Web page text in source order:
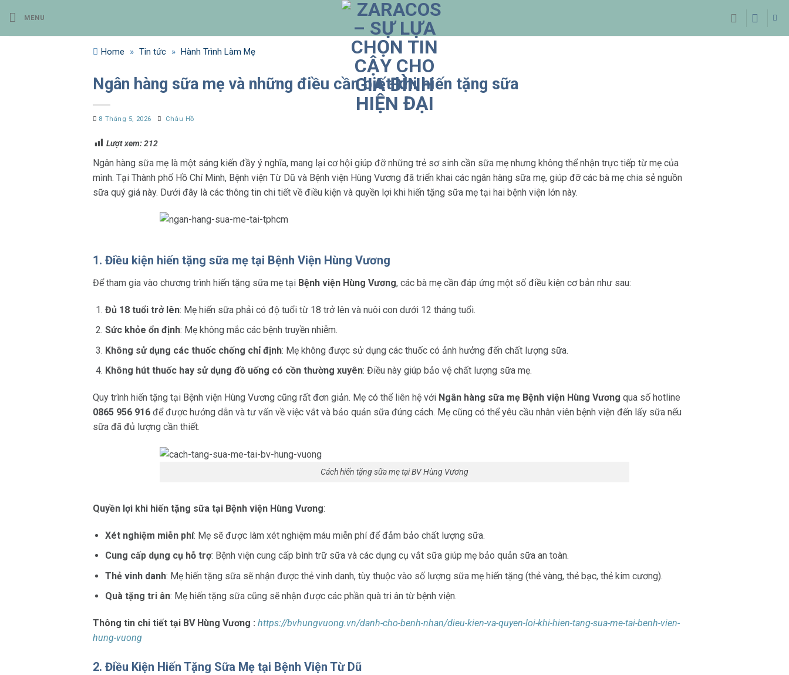
qua
nội
MENU
Home » Tin tức » Hành Trình Làm Mẹ
Ngân hàng sữa mẹ và những điều cần biết khi hiến tặng sữa
8 Tháng 5, 2026 Châu Hồ
Lượt xem:212
Ngân hàng sữa mẹ là một sáng kiến đầy ý nghĩa, mang lại cơ hội giúp đỡ những trẻ sơ sinh cần sữa mẹ nhưng không thể nhận trực tiếp từ mẹ của
mình. Tại Thành phố Hồ Chí Minh, Bệnh viện Từ Dũ và Bệnh viện Hùng Vương đã triển khai các ngân hàng sữa mẹ, giúp đỡ các bà mẹ chia sẻ nguồn
sữa quý giá này. Dưới đây là các thông tin chi tiết về điều kiện và quyền lợi khi hiến tặng sữa mẹ tại hai bệnh viện lớn này.
1. Điều kiện hiến tặng sữa mẹ tại Bệnh Viện Hùng Vương
Để tham gia vào chương trình hiến tặng sữa mẹ tại Bệnh viện Hùng Vương, các bà mẹ cần đáp ứng một số điều kiện cơ bản như sau:
Đủ 18 tuổi trở lên: Mẹ hiến sữa phải có độ tuổi từ 18 trở lên và nuôi con dưới 12 tháng tuổi.
Sức khỏe ổn định: Mẹ không mắc các bệnh truyền nhiễm.
Không sử dụng các thuốc chống chỉ định: Mẹ không được sử dụng các thuốc có ảnh hưởng đến chất lượng sữa.
Không hút thuốc hay sử dụng đồ uống có cồn thường xuyên: Điều này giúp bảo vệ chất lượng sữa mẹ.
Quy trình hiến tặng tại Bệnh viện Hùng Vương cũng rất đơn giản. Mẹ có thể liên hệ với Ngân hàng sữa mẹ Bệnh viện Hùng Vương qua số hotline
0865 956 916để được hướng dẫn và tư vấn về việc vắt và bảo quản sữa đúng cách. Mẹ cũng có thể yêu cầu nhân viên bệnh viện đến lấy sữa nếu
sữa đã đủ lượng cần thiết.
Cách hiến tặng sữa mẹ tại BV Hùng Vương
Quyền lợi khi hiến tặng sữa tại Bệnh viện Hùng Vương:
Xét nghiệm miễn phí: Mẹ sẽ được làm xét nghiệm máu miễn phí để đảm bảo chất lượng sữa.
Cung cấp dụng cụ hỗ trợ: Bệnh viện cung cấp bình trữ sữa và các dụng cụ vắt sữa giúp mẹ bảo quản sữa an toàn.
Thẻ vinh danh: Mẹ hiến tặng sữa sẽ nhận được thẻ vinh danh, tùy thuộc vào số lượng sữa mẹ hiến tặng (thẻ vàng, thẻ bạc, thẻ kim cương).
Quà tặng tri ân: Mẹ hiến tặng sữa cũng sẽ nhận được các phần quà tri ân từ bệnh viện.
Thông tin chi tiết tại BV Hùng Vương : https://bvhungvuong.vn/danh-cho-benh-nhan/dieu-kien-va-quyen-loi-khi-hien-tang-sua-me-tai-benh-vien-
hung-vuong
2. Điều Kiện Hiến Tặng Sữa Mẹ tại Bệnh Viện Từ Dũ